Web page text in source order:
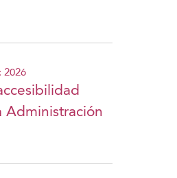
2026
Administración